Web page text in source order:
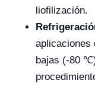
liofilización.
aplicaciones
bajas (-80